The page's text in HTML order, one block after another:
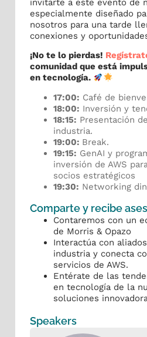
invitarte a este evento de
especialmente diseñado
nosotros para una tarde
conexiones y
​​¡No te lo pierdas!
comunidad que está
en tecnología.
​​17:00: Café de
​​18:00: Inversión y
18:15: Presentación
industria.
19:00: Break.
​​19:15: GenAI y
inversión de AWS
socios estratégicos
19:30: Networking
Comparte y recibe
Contaremos con un
de Morris & Opazo
Interactúa con
industria y conecta
servicios de AWS.
Entérate de las
en tecnología de la
soluciones
Speakers